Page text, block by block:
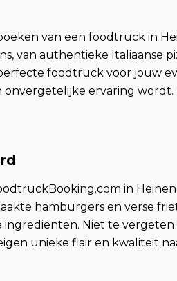
van een foodtruck in
van authentieke Italiaanse
foodtruck voor jouw
ervaring
in
hamburgers en verse
Niet te vergeten
unieke flair en kwaliteit